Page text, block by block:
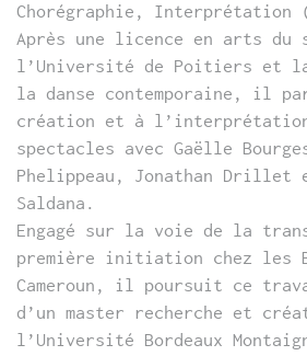
Chorégraphie, Interprétation
Après une licence en arts du
l’Université de Poitiers et la
la danse contemporaine, il
création et à
spectacles avec Gaëlle
Phelippeau, Jonathan Drillet
Saldana.
Engagé sur la voie de la
première initiation chez les
Cameroun, il poursuit ce
d’un master recherche et
l’Université Bordeaux